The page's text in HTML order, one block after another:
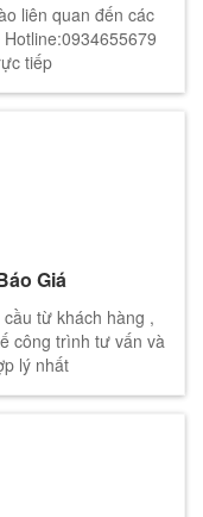
liên quan đến các
tiếp
Giá
từ khách hàng ,
công trình tư vấn và
lý nhất